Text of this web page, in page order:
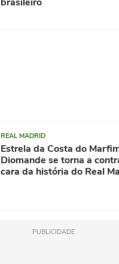
REAL MADRID
Estrela da Costa do
Diomande se torna a
cara da história do Real
PUBLICIDADE